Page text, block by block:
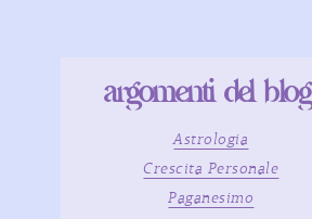
argomenti del blog
Astrologia
Crescita Personale
Paganesimo